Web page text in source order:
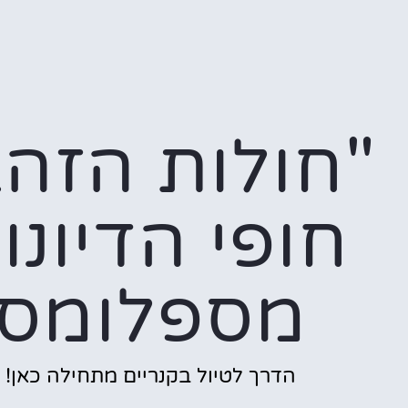
"חולות
חופי
הדרך לטיול בקנריים מתחילה כאן!